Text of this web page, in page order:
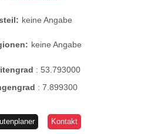
keine Angabe
keine Angabe
:53.793000
:7.899300
Kontakt